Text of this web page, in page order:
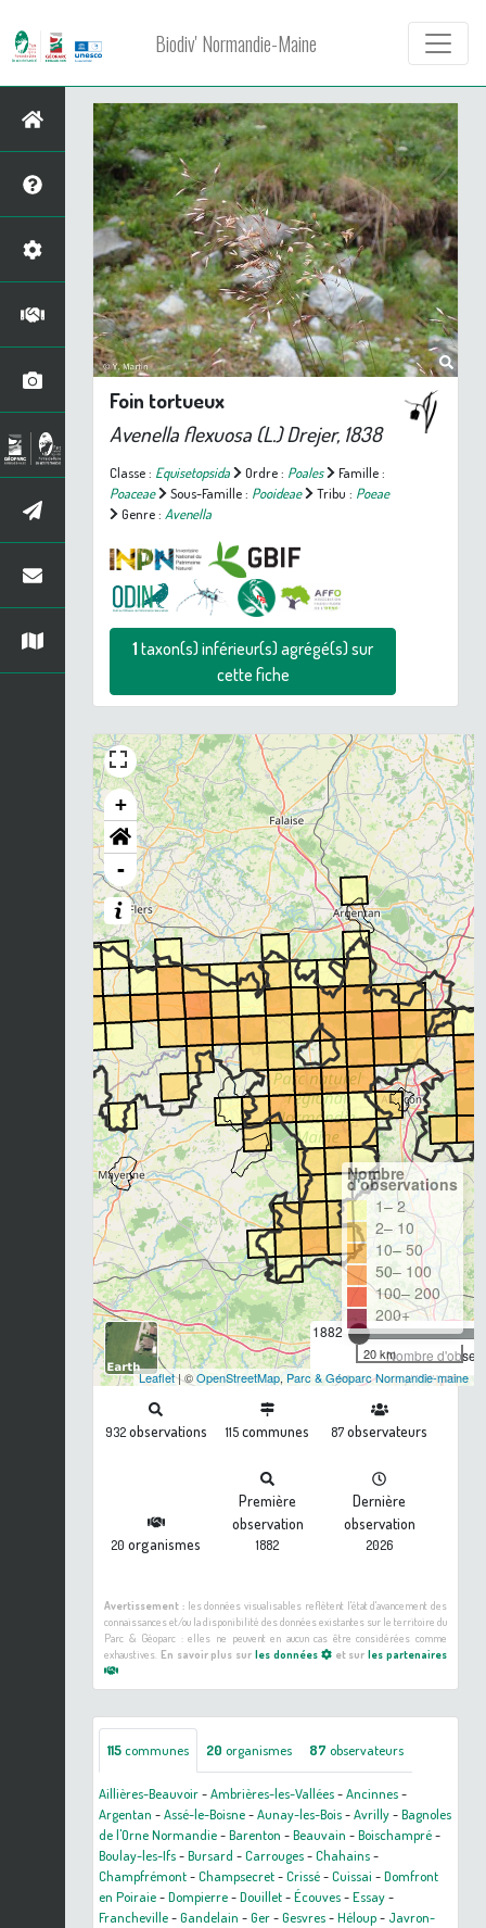
Biodiv' Normandie-Maine
Foin tortueux
Avenella flexuosa (L.) Drejer, 1838
Classe : Equisetopsida Ordre : Poales
Famille :
Poaceae
Sous-Famille : Pooideae Tribu : Poeae
Genre : Avenella
1taxon(s) inférieur(s) agrégé(s) sur
cette fiche
+
-
1882
Nombre
Nombre
d'observations
1– 2
2– 10
10– 50
50– 100
100– 200
200+
20 km
Leaflet| ©OpenStreetMap, Parc & Géoparc Normandie-maine
932 observations 115communes 87observateurs
20 organismes
Première
observation
1882
Dernière
observation
2026
Avertissement :les données visualisables reflètent l'état d'avancement des
connaissances et/ou la disponibilité des données existantes sur le territoire du
Parc & Géoparc : elles ne peuvent en aucun cas être considérées comme
exhaustives. En savoir plus sur les données et surles partenaires
115communes 20 organismes 87 observateurs
Aillières-Beauvoir-Ambrières-les-Vallées-Ancinnes-
Argentan -Assé-le-Boisne-Aunay-les-Bois-Avrilly-Bagnoles
de l'Orne Normandie-Barenton -Beauvain -Boischampré-
Boulay-les-Ifs-Bursard -Carrouges-Chahains-
Champfrémont-Champsecret-Crissé-Cuissai -Domfront
en Poiraie-Dompierre-Douillet-Écouves-Essay-
Francheville-Gandelain -Ger-Gesvres-Héloup- Javron-